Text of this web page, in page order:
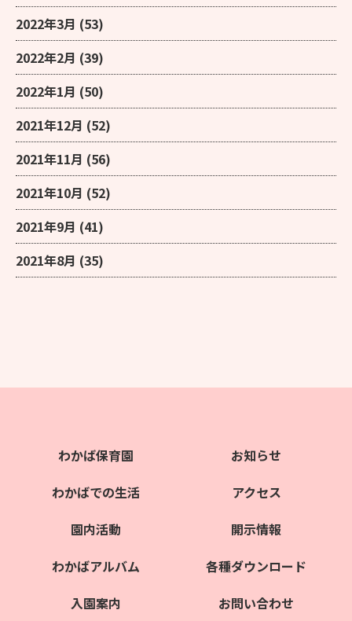
2022年3月 (53)
2022年2月 (39)
2022年1月 (50)
2021年12月 (52)
2021年11月 (56)
2021年10月 (52)
2021年9月 (41)
2021年8月 (35)
わかば保育園
わかばでの生活
園内活動
わかばアルバム
入園案内
お知らせ
アクセス
開示情報
各種ダウンロード
お問い合わせ